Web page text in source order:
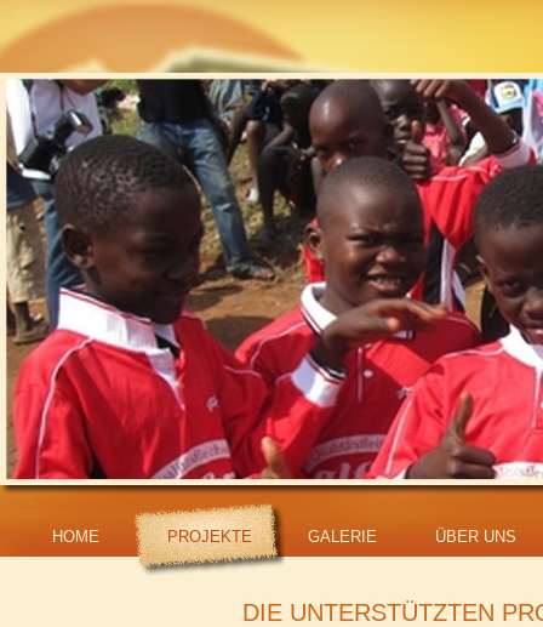
HOME PROJEKTE GALERIE ÜBER UNS
DIE UNTERSTÜTZTEN